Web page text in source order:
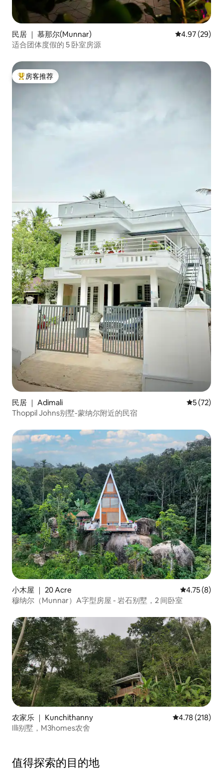
民居 ｜ 慕那尔(Munnar) 平均评分
4.97 (29)
适合团体度假的 5 卧室房源
热门「房客推荐」
房客推荐
民居 ｜ Adimali 平均评分
5 (72)
Thoppil Johns别墅-蒙纳尔附近的民宿
小木屋 ｜ 20 Acre 平均评分
4.75 (8)
穆纳尔（Munnar）A字型房屋 - 岩石别墅，2 间卧室
农家乐 ｜ Kunchithanny 平均评分 4.78
4.78 (218)
Illi别墅，M3homes农舍
值得探索的目的地